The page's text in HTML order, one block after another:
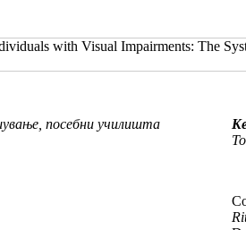
with Visual Impairments: The
посебни училишта